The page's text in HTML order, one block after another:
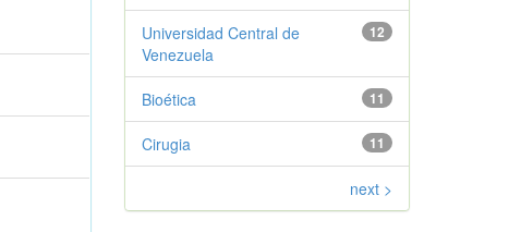
12
Universidad Central de
Venezuela
11
Bioética
11
Cirugia
next >